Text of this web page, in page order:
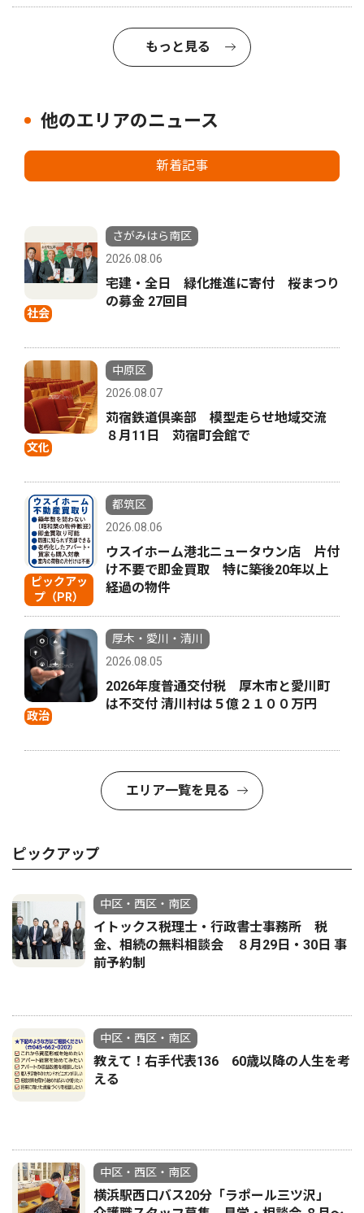
もっと見る
他のエリアのニュース
新着記事
社会
さがみはら南区
2026.08.06
宅建・全日 緑化推進に寄付 桜まつり
の募金 27回目
文化
中原区
2026.08.07
苅宿鉄道倶楽部 模型走らせ地域交流
８月11日 苅宿町会館で
ピックアッ
プ（PR）
都筑区
2026.08.06
ウスイホーム港北ニュータウン店 片付
け不要で即金買取 特に築後20年以上
経過の物件
政治
厚木・愛川・清川
2026.08.05
2026年度普通交付税 厚木市と愛川町
は不交付 清川村は５億２１００万円
エリア一覧を見る
ピックアップ
中区・西区・南区
イトックス税理士・行政書士事務所 税
金、相続の無料相談会 ８月29日・30日 事
前予約制
中区・西区・南区
教えて！右手代表136 60歳以降の人生を考
える
中区・西区・南区
横浜駅西口バス20分「ラポール三ツ沢」